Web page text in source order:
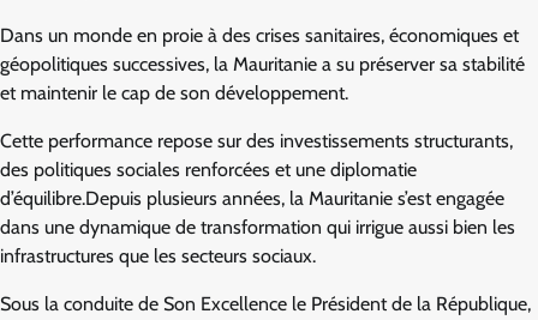
Dans un monde en proie à des crises sanitaires, économiques et
géopolitiques successives, la Mauritanie a su préserver sa stabilité
et maintenir le cap de son développement.
Cette performance repose sur des investissements structurants,
des politiques sociales renforcées et une diplomatie
d’équilibre.Depuis plusieurs années, la Mauritanie s’est engagée
dans une dynamique de transformation qui irrigue aussi bien les
infrastructures que les secteurs sociaux.
Sous la conduite de Son Excellence le Président de la République,